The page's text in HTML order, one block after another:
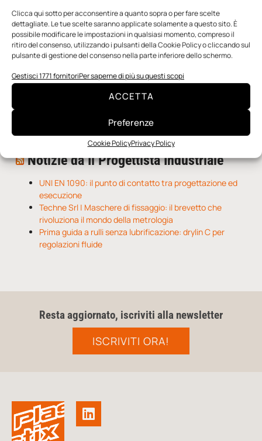
Clicca qui sotto per acconsentire a quanto sopra o per fare scelte
dettagliate. Le tue scelte saranno applicate solamente a questo sito. È
possibile modificare le impostazioni in qualsiasi momento, compreso il
ritiro del consenso, utilizzando i pulsanti della Cookie Policy o cliccando sul
pulsante di gestione del consenso nella parte inferiore dello schermo.
Gestisci 1771 fornitoriPer saperne di più su questi scopi
ACCETTA
Preferenze
Cookie PolicyPrivacy Policy
n.5 - Giugno 2026 n.4 - Maggio 2026 n.3 - Aprile 2026
Edicola Web
Notizie da Meccanicanews
con un singolo motore
Applicazioni della fluidodinamica computazionale (CFD)
Notizie da Il Progettista Industriale
UNI EN 1090: il punto di contatto tra progettazione ed
esecuzione
Techne Srl | Maschere di fissaggio: il brevetto che
rivoluziona il mondo della metrologia
Prima guida a rulli senza lubrificazione: drylin C per
regolazioni fluide
Resta aggiornato, iscriviti alla newsletter
ISCRIVITI ORA!